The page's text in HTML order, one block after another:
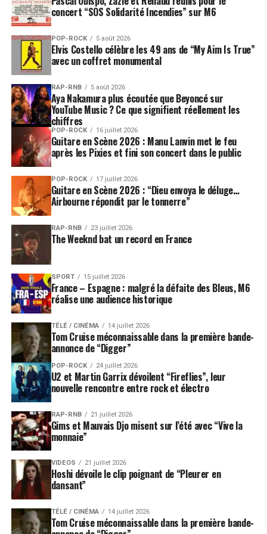
contrainte devenue moteur créatif.Ses difficultés de
vision ne l’ont pas seulement obligé à adapter sa
méthode : elles l’ont poussé à écrire autrement, à
entendre autrement, à composer autrement.
Bernie Taupin toujours dans
l’ombre de la magie Elton John
Impossible d’évoquer un nouvel album d’Elton John
sans parler de Bernie Taupin. Depuis la fin des années
1960, leur duo constitue l’un des partenariats les plus
célèbres de l’histoire de la pop. Taupin écrit les mots,
Elton les transforme en mélodies. Ensemble, ils ont
façonné une œuvre immense, traversée par des
classiques devenus indémodables.
Dans le cas de ce nouvel album, le processus semble
avoir été bousculé.
problèmes de vue rendaient plus difficile sa manière
traditionnelle de lire les textes avant de composer.Il
aurait donc commencé par imaginer des mélodies en
premier, laissant ensuite les paroles venir se greffer sur
cette matière musicale.
Ce changement peut paraître technique, mais il est en
réalité majeur. Chez Elton John, la chanson naît souvent
d’une collision presque instantanée entre les mots de
Taupin et son instinct mélodique. Modifier cet ordre,
après plus de cinquante ans de carrière, revient à
déplacer les fondations mêmes de sa création.C’est
peut-être précisément ce qui rend ce futur disque si
de ses propres habitudes.
Après la fin des tournées, Elton
John reste en mouvement
concert “SOS Solidarité Incendies” sur M6
POP-ROCK 5 août 2026
Elvis Costello célèbre les 49 ans de “My Aim Is True”
avec un coffret monumental
RAP-RNB 5 août 2026
Aya Nakamura plus écoutée que Beyoncé sur
YouTube Music ? Ce que signifient réellement les
chiffres
POP-ROCK 16 juillet 2026
Guitare en Scène 2026 : Manu Lanvin met le feu
après les Pixies et fini son concert dans le public
POP-ROCK 17 juillet 2026
Guitare en Scène 2026 : “Dieu envoya le déluge…
Airbourne répondit par le tonnerre”
RAP-RNB 23 juillet 2026
The Weeknd bat un record en France
SPORT 15 juillet 2026
France – Espagne : malgré la défaite des Bleus, M6
réalise une audience historique
TÉLÉ / CINÉMA 14 juillet 2026
Tom Cruise méconnaissable dans la première bande-
annonce de “Digger”
POP-ROCK 24 juillet 2026
U2 et Martin Garrix dévoilent “Fireflies”, leur
nouvelle rencontre entre rock et électro
RAP-RNB 21 juillet 2026
Gims et Mauvais Djo misent sur l’été avec “Vive la
monnaie”
VIDEOS 21 juillet 2026
Hoshi dévoile le clip poignant de “Pleurer en
dansant”
TÉLÉ / CINÉMA 14 juillet 2026
Tom Cruise méconnaissable dans la première bande-